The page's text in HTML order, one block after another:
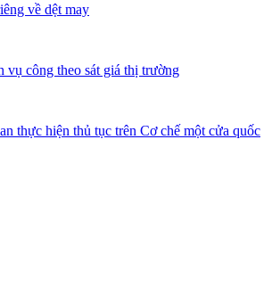
về dệt may
vụ công theo sát giá thị trường
thực hiện thủ tục trên Cơ chế một cửa quốc